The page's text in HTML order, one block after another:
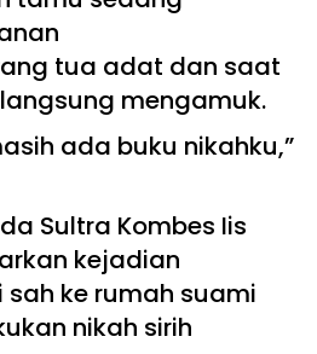
tua adat dan saat
mengamuk.
ada buku nikahku,”
Sultra Kombes Iis
kejadian
sah ke rumah suami
nikah sirih